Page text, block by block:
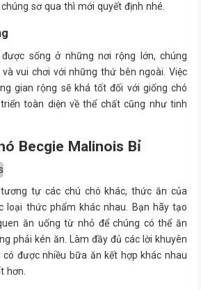
sơ qua thì mới quyết định nhé.
sống ở những nơi rộng lớn, chúng
vui chơi với những thứ bên ngoài. Việc
gian rộng sẽ khá tốt đối với giống chó
toàn diện về thể chất cũng như tinh
Becgie Malinois Bỉ
tự các chú chó khác, thức ăn của
loại thức phẩm khác nhau. Bạn hãy tạo
ăn uống từ nhỏ để chúng có thể ăn
phải kén ăn. Làm đầy đủ các lời khuyên
được nhiều bữa ăn kết hợp khác nhau
hơn.